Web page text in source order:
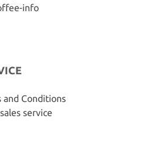
info
Conditions
service